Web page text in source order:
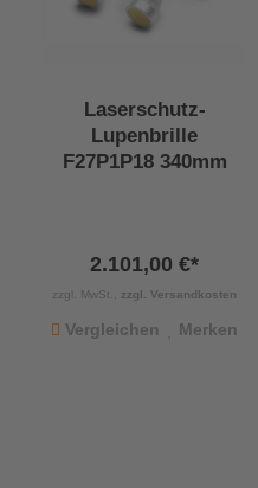
Laserschutz-
Lupenbrille
F27P1P18 340mm
2.101,00 €*
zzgl. MwSt., zzgl. Versandkosten
Vergleichen Merken